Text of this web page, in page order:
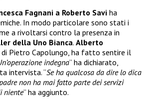
Fagnani a Roberto Savi ha
In modo particolare sono stati i
a rivoltarsi contro la presenza in
della Uno Bianca. Alberto
di Pietro Capolungo, ha fatto sentire il
indegna” ha dichiarato,
intervista. “Se ha qualcosa da dire lo dica
non ha mai fatto parte dei servizi
niente” ha aggiunto.